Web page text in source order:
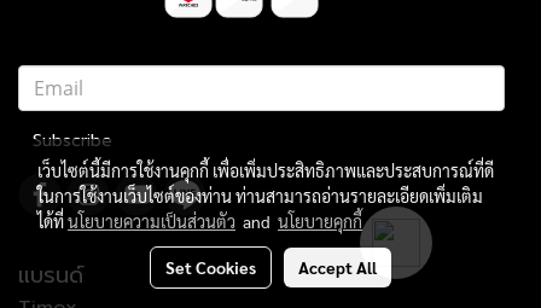
Subscribe
แบรนด์
เว็บไซต์นี้มีการใช้งานคุกกี้ เพื่อเพิ่มประสิทธิภาพและประสบการณ์ที่ดี
ในการใช้งานเว็บไซต์ของท่าน ท่านสามารถอ่านรายละเอียดเพิ่มเติม
ได้ที่นโยบายความเป็นส่วนตัว and นโยบายคุกกี้
Set Cookies Accept All